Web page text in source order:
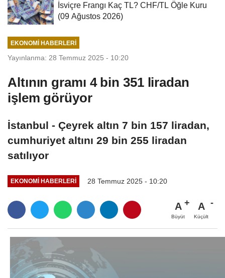
İsviçre Frangı Kaç TL? CHF/TL Öğle Kuru
(09 Ağustos 2026)
EKONOMI HABERLERI
Yayınlanma: 28 Temmuz 2025 - 10:20
Altının gramı 4 bin 351 liradan
işlem görüyor
İstanbul - Çeyrek altın 7 bin 157 liradan,
cumhuriyet altını 29 bin 255 liradan
satılıyor
EKONOMI HABERLERI 28 Temmuz 2025 - 10:20
A
Büyüt
A
Küçült